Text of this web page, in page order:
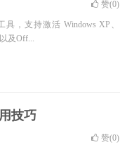
赞(0)
，支持激活 Windows XP、
及Off...
技巧
赞(0)